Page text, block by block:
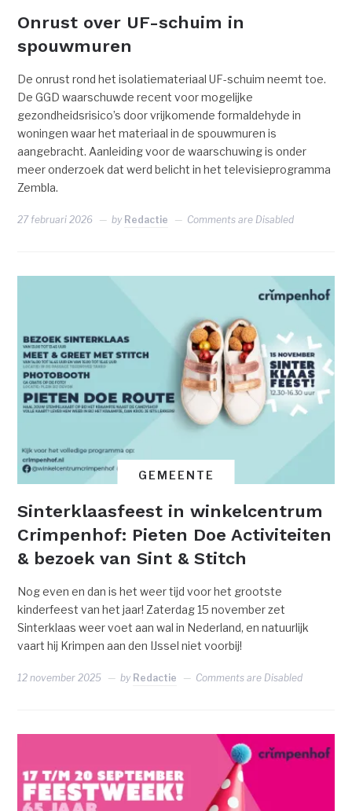
Onrust over UF-schuim in
spouwmuren
De onrust rond het isolatiemateriaal UF-schuim neemt toe.
De GGD waarschuwde recent voor mogelijke
gezondheidsrisico’s door vrijkomende formaldehyde in
woningen waar het materiaal in de spouwmuren is
aangebracht. Aanleiding voor de waarschuwing is onder
meer onderzoek dat werd belicht in het televisieprogramma
Zembla.
27 februari 2026 by Redactie Comments are Disabled
GEMEENTE
Sinterklaasfeest in winkelcentrum
Crimpenhof: Pieten Doe Activiteiten
& bezoek van Sint & Stitch
Nog even en dan is het weer tijd voor het grootste
kinderfeest van het jaar! Zaterdag 15 november zet
Sinterklaas weer voet aan wal in Nederland, en natuurlijk
vaart hij Krimpen aan den IJssel niet voorbij!
12 november 2025 by Redactie Comments are Disabled